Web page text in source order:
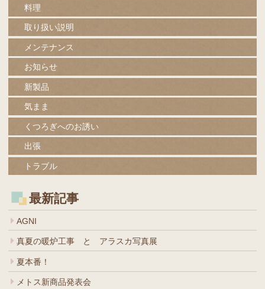
料理
取り扱い説明
メンテナンス
お知らせ
新製品
気まま
くつろぎへのお誘い
出張
トラブル
最新記事
AGNI
真夏の暖炉工事 と アラスカ写真展
夏本番！
メトス新商品発表会